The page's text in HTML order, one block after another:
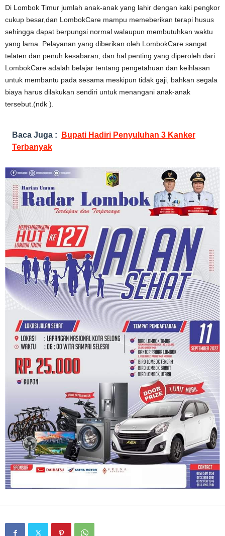
Di Lombok Timur jumlah anak-anak yang lahir dengan kaki pengkor
cukup besar,dan LombokCare mampu memeberikan terapi husus
sehingga dapat berpungsi normal walaupun membutuhkan waktu
yang lama. Pelayanan yang diberikan oleh LombokCare sangat
telaten dan penuh kesabaran, dan hal penting yang diperoleh dari
LombokCare adalah belajar tentang pengetahuan dan keihlasan
untuk membantu pada sesama meskipun tidak gaji, bahkan segala
biaya harus dilakukan sendiri untuk menangani anak-anak
tersebut.(ndk ).
Baca Juga :
Bupati Hadiri Penyuluhan 3 Kanker
Terbanyak